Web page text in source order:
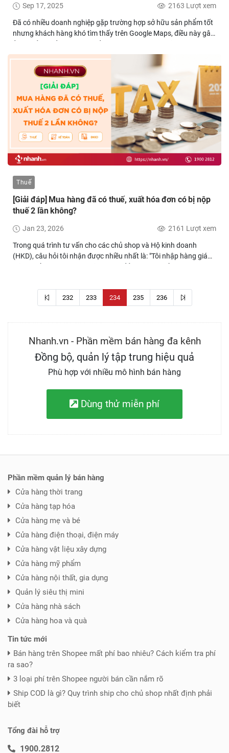
Sep 17, 2025 2163 Lượt xem
Đã có nhiều doanh nghiệp gặp trường hợp sở hữu sản phẩm tốt
nhưng khách hàng khó tìm thấy trên Google Maps, điều này gây
ảnh hưởng đến sự tin cậy của khách hàng. Với những doanh
nghiệp gặp khó khăn trong việc tăng lượt tìm kiếm tự nhiên trên
Google Maps, dịch vụ SEO Google Map chính là chìa khóa giúp
cửa hàng hiển thị trên top Google, gia tăng uy tín và thu hút
khách địa phương một cách tự nhiên, hiệu quả.
Thuế
[Giải đáp] Mua hàng đã có thuế, xuất hóa đơn có bị nộp
thuế 2 lần không?
Jan 23, 2026 2161 Lượt xem
Trong quá trình tư vấn cho các chủ shop và Hộ kinh doanh
(HKD), câu hỏi tôi nhận được nhiều nhất là: "Tôi nhập hàng giá
phải tôi đang bị Nhà nước tính thuế 2 lần (thuế chồng thuế)
không?"Đây là một hiểu lầm cực kỳ phổ biến khiến nhiều anh chị
232 233 234 235 236
Nhanh.vn - Phần mềm bán hàng đa kênh
Đồng bộ, quản lý tập trung hiệu quả
Phù hợp với nhiều mô hình bán hàng
Dùng thử miễn phí
Phần mềm quản lý bán hàng
Cửa hàng thời trang
Cửa hàng tạp hóa
Cửa hàng mẹ và bé
Cửa hàng điện thoại, điện máy
Cửa hàng vật liệu xây dựng
Cửa hàng mỹ phẩm
Cửa hàng nội thất, gia dụng
Quản lý siêu thị mini
Cửa hàng nhà sách
Cửa hàng hoa và quà
Tin tức mới
Bán hàng trên Shopee mất phí bao nhiêu? Cách kiểm tra phí
ra sao?
3 loại phí trên Shopee người bán cần nắm rõ
Ship COD là gì? Quy trình ship cho chủ shop nhất định phải
biết
Tổng đài hỗ trợ
1900.2812